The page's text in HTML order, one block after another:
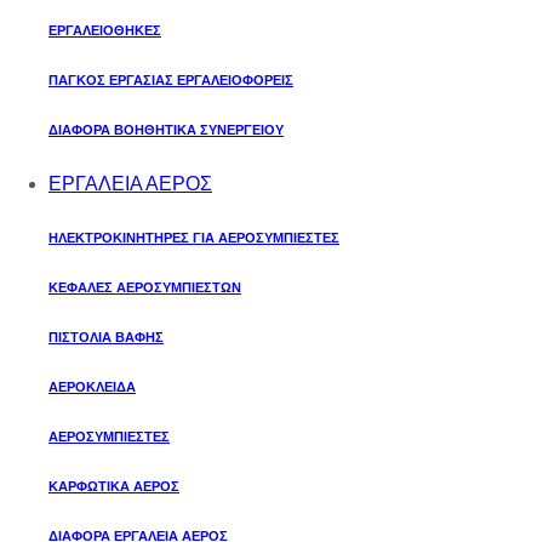
ΕΡΓΑΛΕΙΟΘΗΚΕΣ
ΠΑΓΚΟΣ ΕΡΓΑΣΙΑΣ ΕΡΓΑΛΕΙΟΦΟΡΕΙΣ
ΔΙΑΦΟΡΑ ΒΟΗΘΗΤΙΚΑ ΣΥΝΕΡΓΕΙΟΥ
ΕΡΓΑΛΕΙΑ ΑΕΡΟΣ
ΗΛΕΚΤΡΟΚΙΝΗΤΗΡΕΣ ΓΙΑ ΑΕΡΟΣΥΜΠΙΕΣΤΕΣ
ΚΕΦΑΛΕΣ ΑΕΡΟΣΥΜΠΙΕΣΤΩΝ
ΠΙΣΤΟΛΙΑ ΒΑΦΗΣ
ΑΕΡΟΚΛΕΙΔΑ
ΑΕΡΟΣΥΜΠΙΕΣΤΕΣ
ΚΑΡΦΩΤΙΚΑ ΑΕΡΟΣ
ΔΙΑΦΟΡΑ ΕΡΓΑΛΕΙΑ ΑΕΡΟΣ